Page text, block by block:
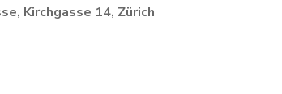
Kirchgasse 14, Zürich